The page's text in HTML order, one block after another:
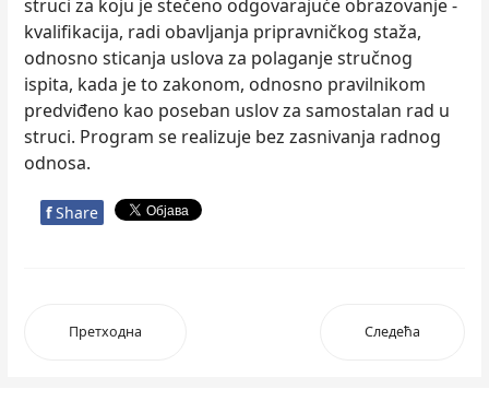
struci za koju je stečeno odgovarajuće obrazovanje -
kvalifikacija, radi obavlјanja pripravničkog staža,
odnosno sticanja uslova za polaganje stručnog
ispita, kada je to zakonom, odnosno pravilnikom
predviđeno kao poseban uslov za samostalan rad u
struci. Program se realizuje bez zasnivanja radnog
odnosa.
f Share
Претходна Следећа